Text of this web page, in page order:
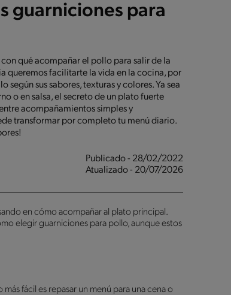
guarniciones para
qué acompañar el pollo para salir de la
queremos facilitarte la vida en la cocina, por
sus sabores, texturas y colores. Ya sea
o en salsa, el secreto de un plato fuerte
acompañamientos simples y
transformar por completo tu menú diario.
Publicado - 28/02/2022
Atualizado - 20/07/2026
en cómo acompañar al plato principal.
elegir guarniciones para pollo, aunque estos
fácil es repasar un menú para una cena o